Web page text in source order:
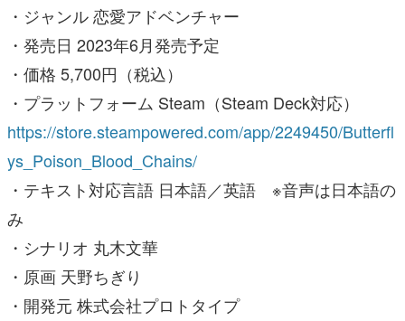
・ジャンル 恋愛アドベンチャー
・発売日 2023年6月発売予定
・価格 5,700円（税込）
・プラットフォーム Steam（Steam Deck対応）
https://store.steampowered.com/app/2249450/Butterfl
ys_Poison_Blood_Chains/
・テキスト対応言語 日本語／英語 ※音声は日本語の
み
・シナリオ 丸木文華
・原画 天野ちぎり
・開発元 株式会社プロトタイプ